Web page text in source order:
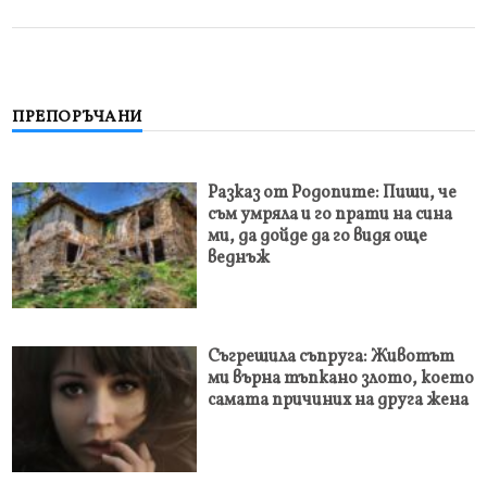
ПРЕПОРЪЧАНИ
Разказ от Родопите: Пиши, че
съм умряла и го прати на сина
ми, да дойде да го видя още
веднъж
Съгрешила съпруга: Животът
ми върна тъпкано злото, което
самата причиних на друга жена